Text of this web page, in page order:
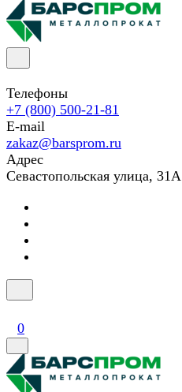
Телефоны
+7 (800) 500-21-81
E-mail
zakaz@barsprom.ru
Адрес
Севастопольская улица, 31А
0